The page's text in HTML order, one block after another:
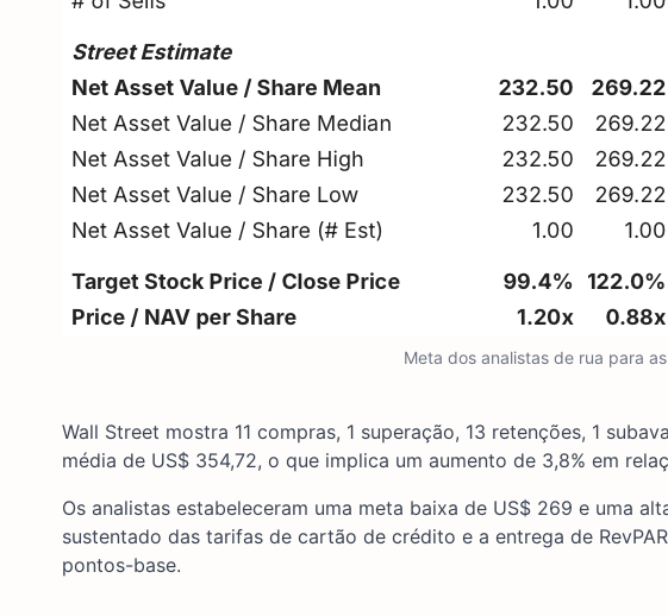
Meta dos analistas de rua para
Wall Street mostra 11 compras, 1 superação, 13 retenções, 1
média de US$ 354,72, o que implica um aumento de 3,8% em
Os analistas estabeleceram uma meta baixa de US$ 269 e uma
sustentado das tarifas de cartão de crédito e a entrega de
pontos-base.